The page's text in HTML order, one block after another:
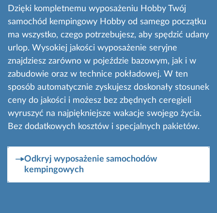
Dzięki kompletnemu wyposażeniu Hobby Twój
samochód kempingowy Hobby od samego początku
ma wszystko, czego potrzebujesz, aby spędzić udany
urlop. Wysokiej jakości wyposażenie seryjne
znajdziesz zarówno w pojeździe bazowym, jak i w
zabudowie oraz w technice pokładowej. W ten
sposób automatycznie zyskujesz doskonały stosunek
ceny do jakości i możesz bez zbędnych ceregieli
wyruszyć na najpiękniejsze wakacje swojego życia.
Bez dodatkowych kosztów i specjalnych pakietów.
Odkryj wyposażenie samochodów
kempingowych